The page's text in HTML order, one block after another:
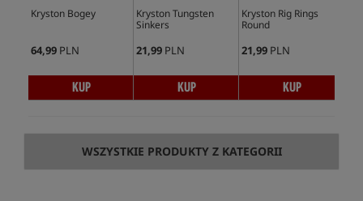
Kryston Bogey
64,99 PLN
KUP
Kryston Tungsten
Sinkers
21,99 PLN
KUP
Kryston Rig Rings
Round
21,99 PLN
KUP
WSZYSTKIE PRODUKTY Z KATEGORII